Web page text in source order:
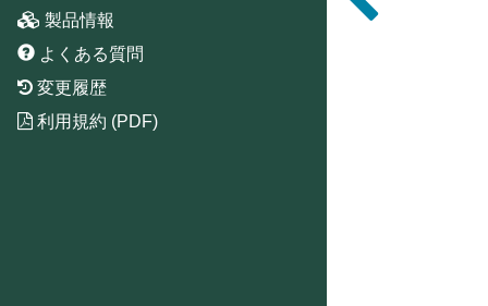
製品情報
よくある質問
変更履歴
利用規約 (PDF)